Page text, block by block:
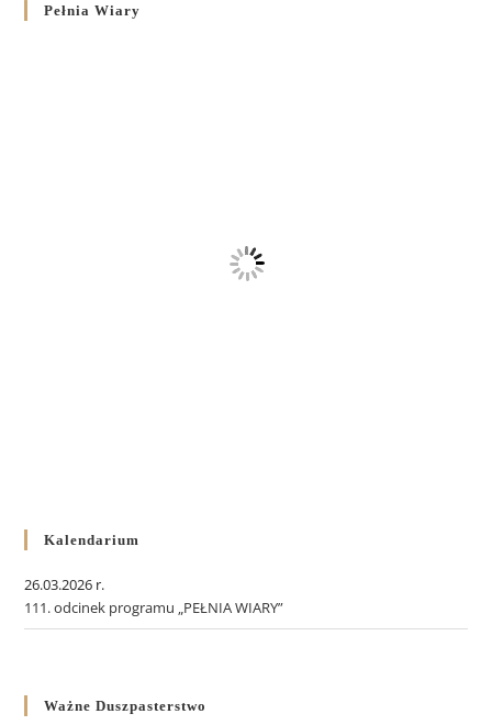
Pełnia Wiary
Kalendarium
26.03.2026 r.
111. odcinek programu „PEŁNIA WIARY”
Ważne Duszpasterstwo